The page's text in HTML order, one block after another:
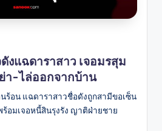
งแฉดาราสาว เจอมรสุม
า-ไล่ออกจากบ้าน
นร้อน แฉดาราสาวชื่อดังถูกสามีขอเซ็น
อมเจอหนี้สินรุงรัง ญาติฝ่ายชาย